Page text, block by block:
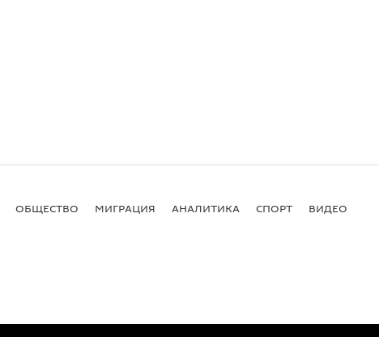
ОБЩЕСТВО МИГРАЦИЯ АНАЛИТИКА СПОРТ ВИДЕО